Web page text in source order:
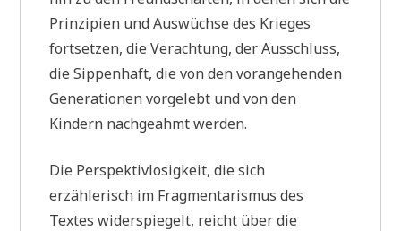
Prinzipien und Auswüchse des Krieges
fortsetzen, die Verachtung, der Ausschluss,
die Sippenhaft, die von den vorangehenden
Generationen vorgelebt und von den
Kindern nachgeahmt werden.
Die Perspektivlosigkeit, die sich
erzählerisch im Fragmentarismus des
Textes widerspiegelt, reicht über die